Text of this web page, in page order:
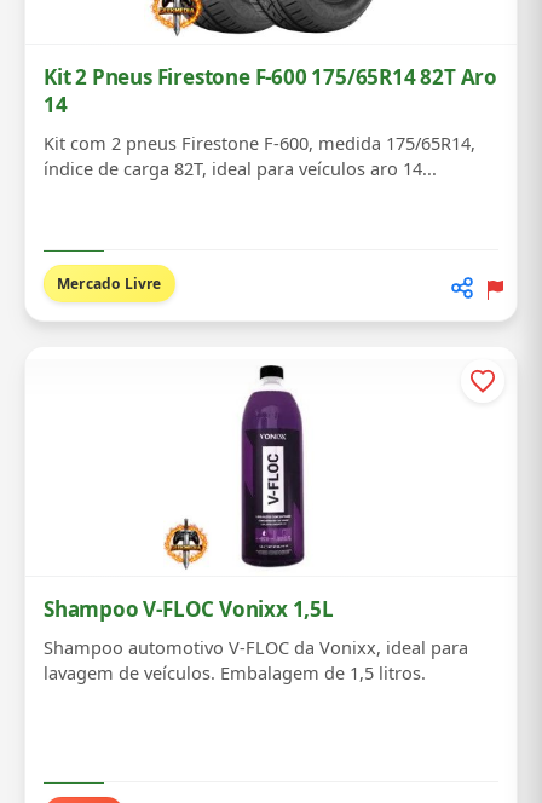
Kit 2 Pneus Firestone F-600 175/65R14 82T Aro
14
Kit com 2 pneus Firestone F-600, medida 175/65R14,
índice de carga 82T, ideal para veículos aro 14...
Mercado Livre
Shampoo V-FLOC Vonixx 1,5L
Shampoo automotivo V-FLOC da Vonixx, ideal para
lavagem de veículos. Embalagem de 1,5 litros.